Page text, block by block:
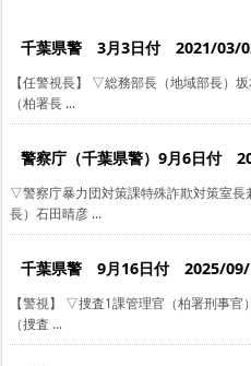
千葉県警 3月3日付 2021/03/
【任警視長】 ▽総務部長（地域部長）
（柏署長 ...
警察庁（千葉県警）9月6日付
▽警察庁暴力団対策課特殊詐欺対策室長
長）石田晴彦 ...
千葉県警 9月16日付 2025/
【警視】 ▽捜査1課管理官（柏署刑事
（捜査 ...